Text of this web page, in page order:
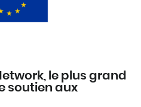
le plus grand
soutien aux